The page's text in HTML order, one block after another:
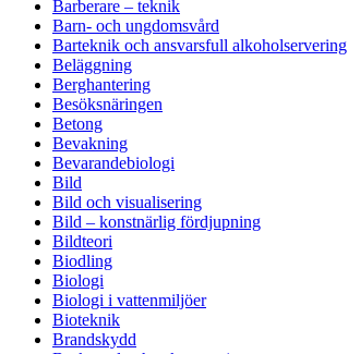
Barberare – teknik
Barn- och ungdomsvård
Barteknik och ansvarsfull alkoholservering
Beläggning
Berghantering
Besöksnäringen
Betong
Bevakning
Bevarandebiologi
Bild
Bild och visualisering
Bild – konstnärlig fördjupning
Bildteori
Biodling
Biologi
Biologi i vattenmiljöer
Bioteknik
Brandskydd